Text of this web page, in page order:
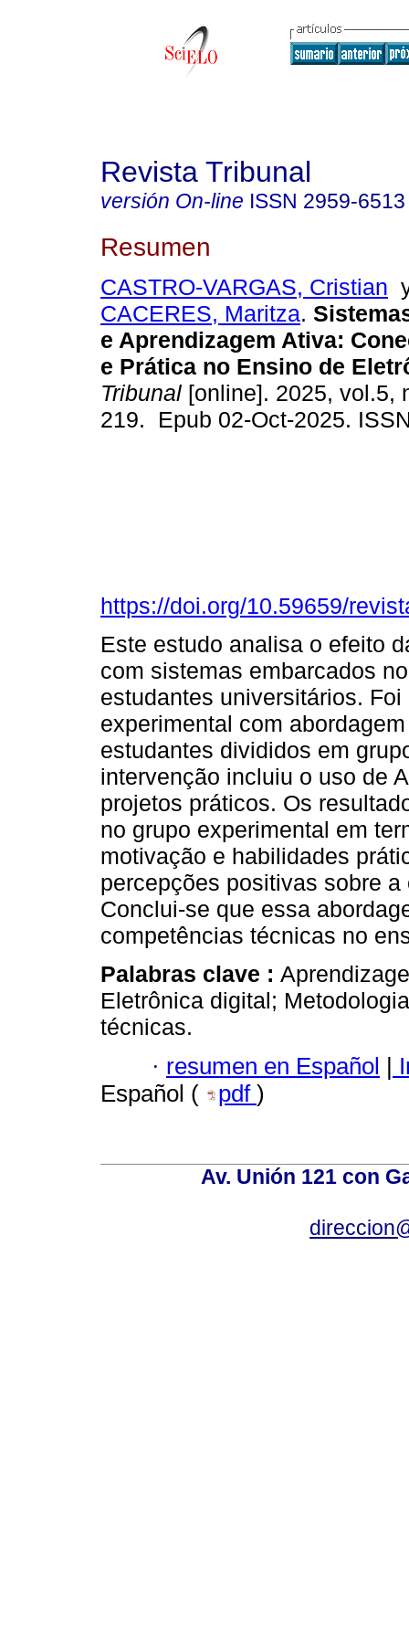
Revista Tribunal
versión On-line ISSN 2959-6513
Resumen
CASTRO-VARGAS, Cristian
CACERES, Maritza.
e Aprendizagem Ativa:
e Prática no Ensino de
Tribunal [online]. 2025, vol.5,
219. Epub 02-Oct-2025.
https://doi.org/10.59659/
Este estudo analisa o efeito
com sistemas embarcados
estudantes universitários.
experimental com
estudantes divididos em
intervenção incluiu o uso de
projetos práticos. Os
no grupo experimental em
motivação e habilidades
percepções positivas sobre
Conclui-se que essa
competências técnicas no
Palabras clave :
Eletrônica digital;
técnicas.
· resumen en Español |
Español (
pdf )
Av. Unión 121 con